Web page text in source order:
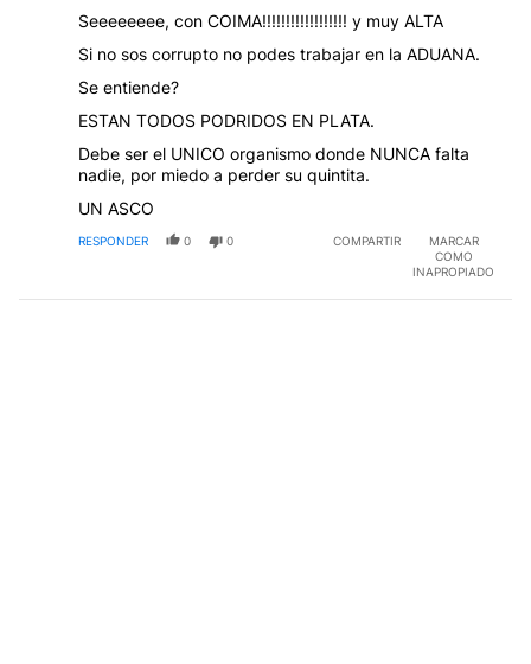
Seeeeeeee, con COIMA!!!!!!!!!!!!!!!!!! y muy ALTA
Si no sos corrupto no podes trabajar en la ADUANA.
Se entiende?
ESTAN TODOS PODRIDOS EN PLATA.
Debe ser el UNICO organismo donde NUNCA falta
nadie, por miedo a perder su quintita.
UN ASCO
RESPONDER 0 0 COMPARTIR
MARCAR
COMO
INAPROPIADO